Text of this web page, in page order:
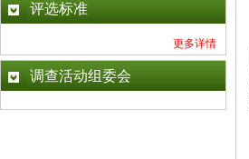
评选标准
更多详情
调查活动组委会